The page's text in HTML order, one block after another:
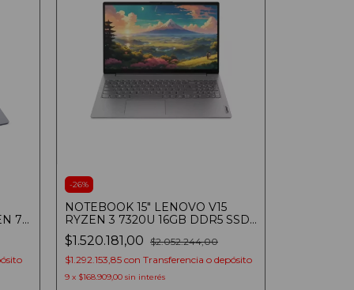
7
-26%
NOTEBOOK 15" LENOVO V15
RYZEN 3 7320U 16GB DDR5 SSD
512GB FULLHD WINDOWS 11
$1.520.181,00 $2.052.244,00
$1.292.153,85 con Transferencia o depósito
9 x $168.909,00 sin interés